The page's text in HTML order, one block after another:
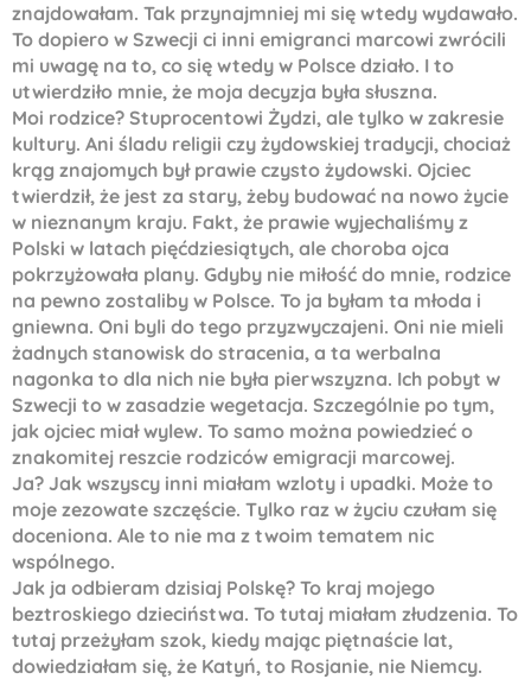
znajdowałam. Tak przynajmniej mi się wtedy wydawało.
To dopiero w Szwecji ci inni emigranci marcowi zwrócili
mi uwagę na to, co się wtedy w Polsce działo. I to
utwierdziło mnie, że moja decyzja była słuszna.
Moi rodzice? Stuprocentowi Żydzi, ale tylko w zakresie
kultury. Ani śladu religii czy żydowskiej tradycji, chociaż
krąg znajomych był prawie czysto żydowski. Ojciec
twierdził, że jest za stary, żeby budować na nowo życie
w nieznanym kraju. Fakt, że prawie wyjechaliśmy z
Polski w latach pięćdziesiątych, ale choroba ojca
pokrzyżowała plany. Gdyby nie miłość do mnie, rodzice
na pewno zostaliby w Polsce. To ja byłam ta młoda i
gniewna. Oni byli do tego przyzwyczajeni. Oni nie mieli
żadnych stanowisk do stracenia, a ta werbalna
nagonka to dla nich nie była pierwszyzna. Ich pobyt w
Szwecji to w zasadzie wegetacja. Szczególnie po tym,
jak ojciec miał wylew. To samo można powiedzieć o
znakomitej reszcie rodziców emigracji marcowej.
Ja? Jak wszyscy inni miałam wzloty i upadki. Może to
moje zezowate szczęście. Tylko raz w życiu czułam się
doceniona. Ale to nie ma z twoim tematem nic
wspólnego.
Jak ja odbieram dzisiaj Polskę? To kraj mojego
beztroskiego dzieciństwa. To tutaj miałam złudzenia. To
tutaj przeżyłam szok, kiedy mając piętnaście lat,
dowiedziałam się, że Katyń, to Rosjanie, nie Niemcy.